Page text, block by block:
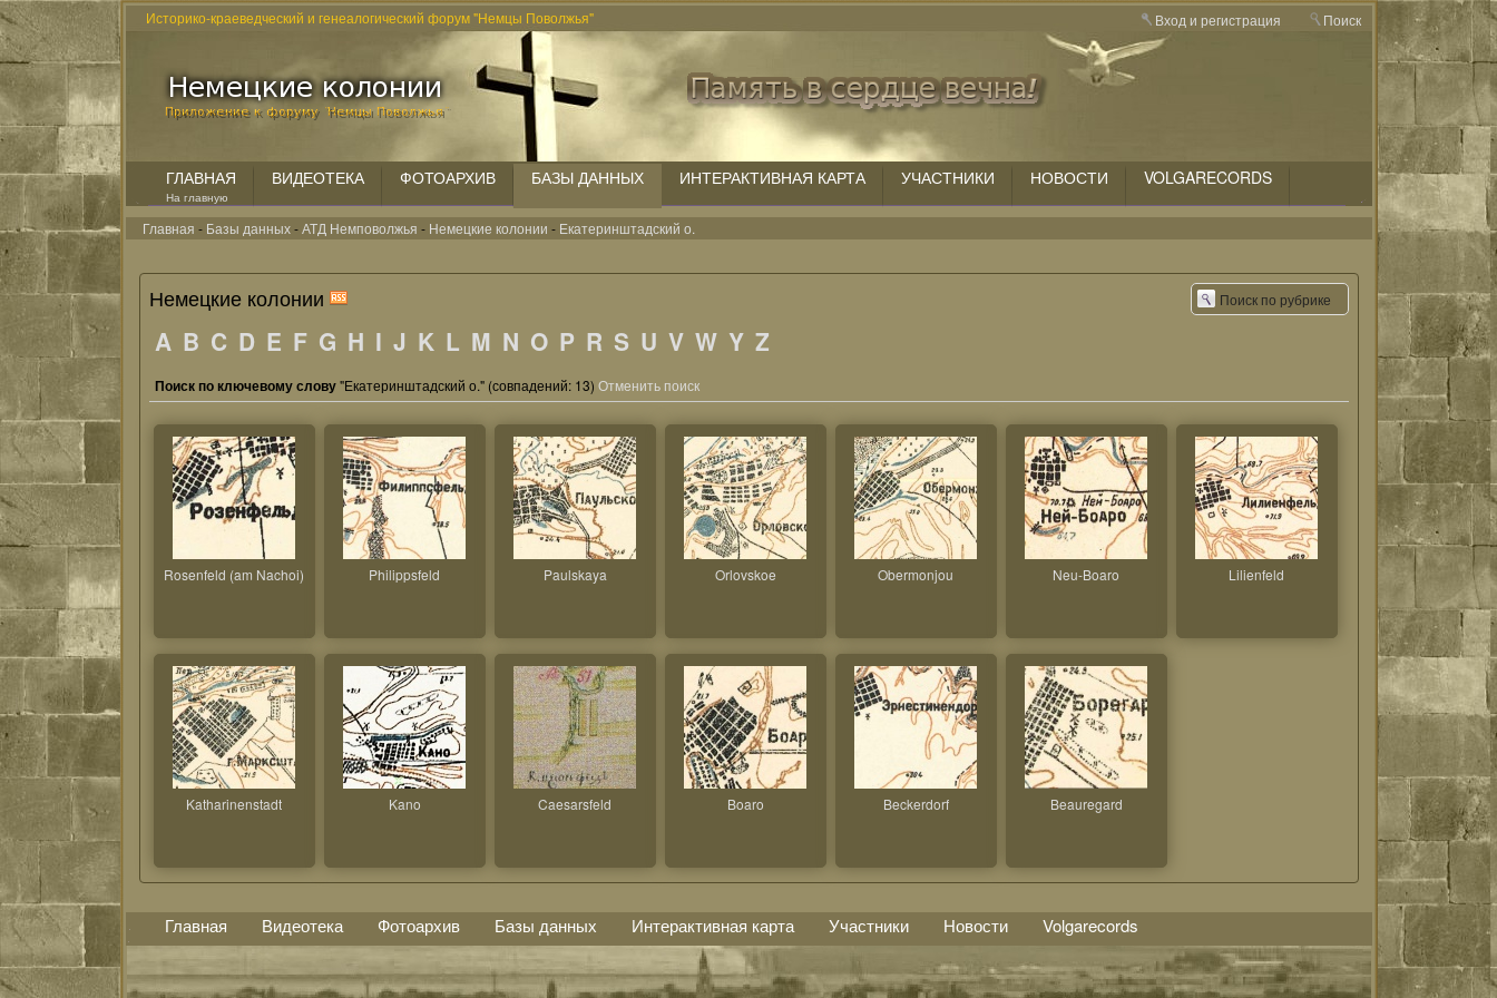
Историко-краеведческий и генеалогический форум "Немцы Поволжья" Вход и регистрация Поиск
ГЛАВНАЯ
На главную
ВИДЕОТЕКА ФОТОАРХИВ БАЗЫ ДАННЫХ ИНТЕРАКТИВНАЯ КАРТА УЧАСТНИКИ НОВОСТИ VOLGARECORDS
Главная - Базы данных-АТД Немповолжья - Немецкие колонии - Екатеринштадский о.
Поиск по рубрике
Немецкие колонии
A B C D E F G H I J K L M N O P R S U V W Y Z
Поиск по ключевому слову"Екатеринштадский о." (совпадений: 13) Отменить поиск
Rosenfeld (am Nachoi) Philippsfeld Paulskaya Orlovskoe Obermonjou Neu-Boaro Lilienfeld
Katharinenstadt Kano Caesarsfeld Boaro Beckerdorf Beauregard
Главная Видеотека Фотоархив Базы данных Интерактивная карта Участники Новости Volgarecords